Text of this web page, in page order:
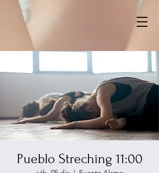
Pueblo Streching 11:00